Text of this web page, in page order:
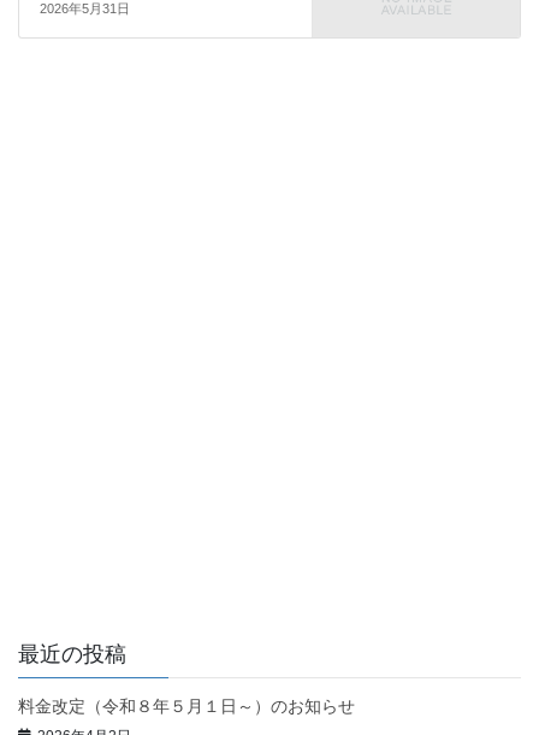
2026年5月31日
最近の投稿
料金改定（令和８年５月１日～）のお知らせ